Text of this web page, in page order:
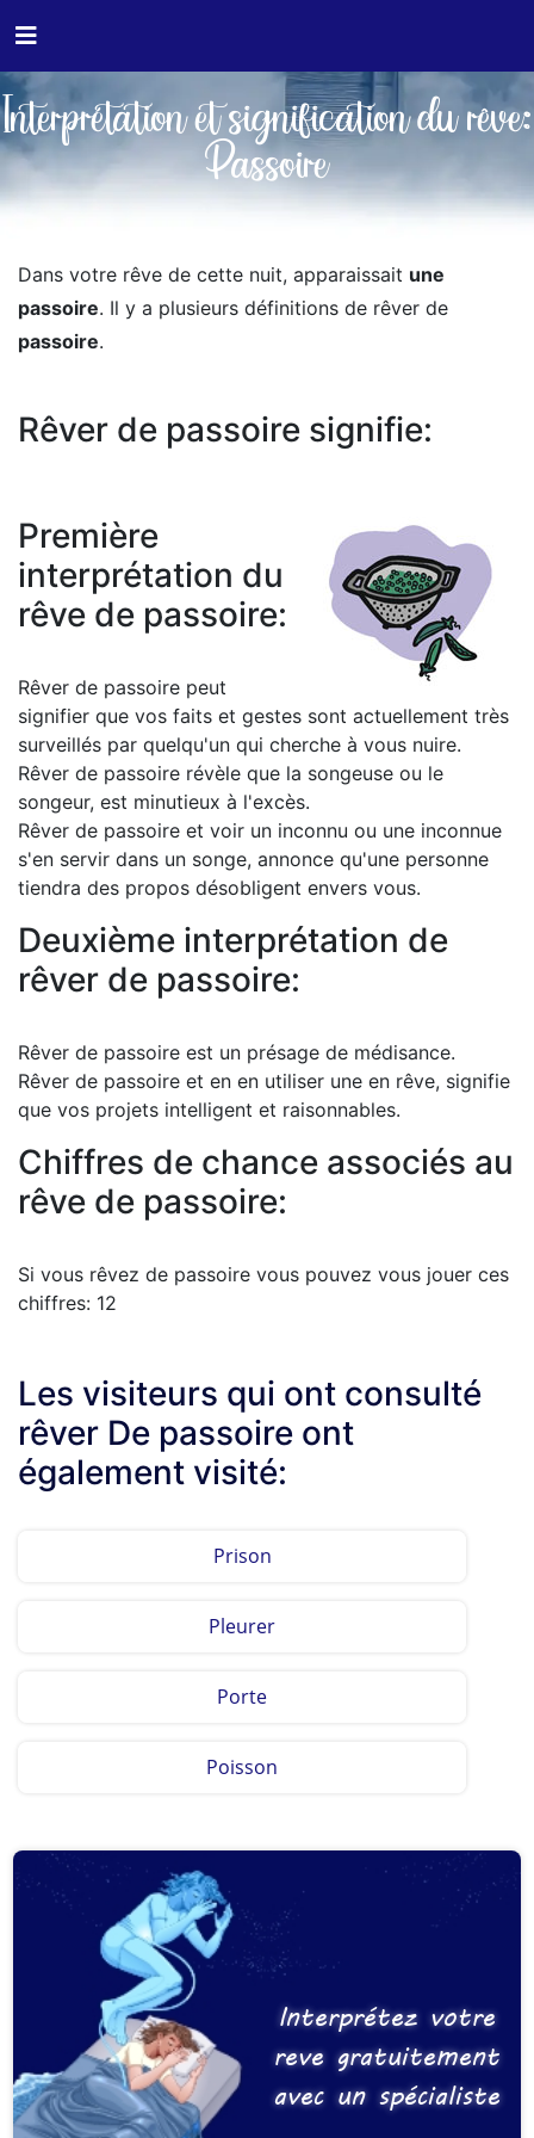
Interprétation et signification du rêve:
Passoire
Dans votre rêve de cette nuit, apparaissait une
passoire. Il y a plusieurs définitions de rêver de
passoire.
Rêver de passoire signifie:
Première
interprétation du
rêve de passoire:
Rêver de passoire peut
signifier que vos faits et gestes sont actuellement très
surveillés par quelqu'un qui cherche à vous nuire.
Rêver de passoire révèle que la songeuse ou le
songeur, est minutieux à l'excès.
Rêver de passoire et voir un inconnu ou une inconnue
s'en servir dans un songe, annonce qu'une personne
tiendra des propos désobligent envers vous.
Deuxième interprétation de
rêver de passoire:
Rêver de passoire est un présage de médisance.
Rêver de passoire et en en utiliser une en rêve, signifie
que vos projets intelligent et raisonnables.
Chiffres de chance associés au
rêve de passoire:
Si vous rêvez de passoire vous pouvez vous jouer ces
chiffres: 12
Les visiteurs qui ont consulté
rêver De passoire ont
également visité:
Prison
Pleurer
Porte
Poisson
Interprétez votre
reve gratuitement
avec un spécialiste